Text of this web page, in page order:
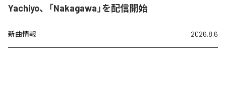
Yachiyo、「Nakagawa」を配信開始
新曲情報 2026.8.6